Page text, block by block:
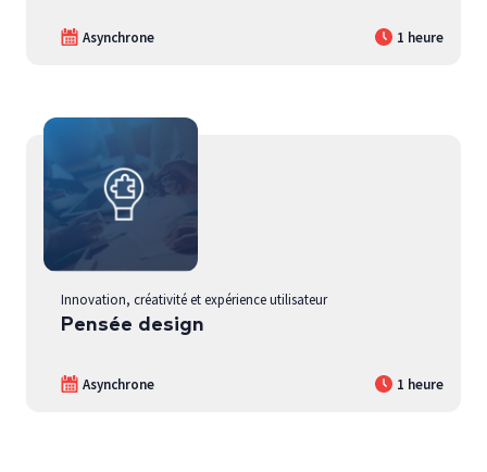
Asynchrone 1 heure
Innovation, créativité et expérience utilisateur
Pensée design
Asynchrone 1 heure